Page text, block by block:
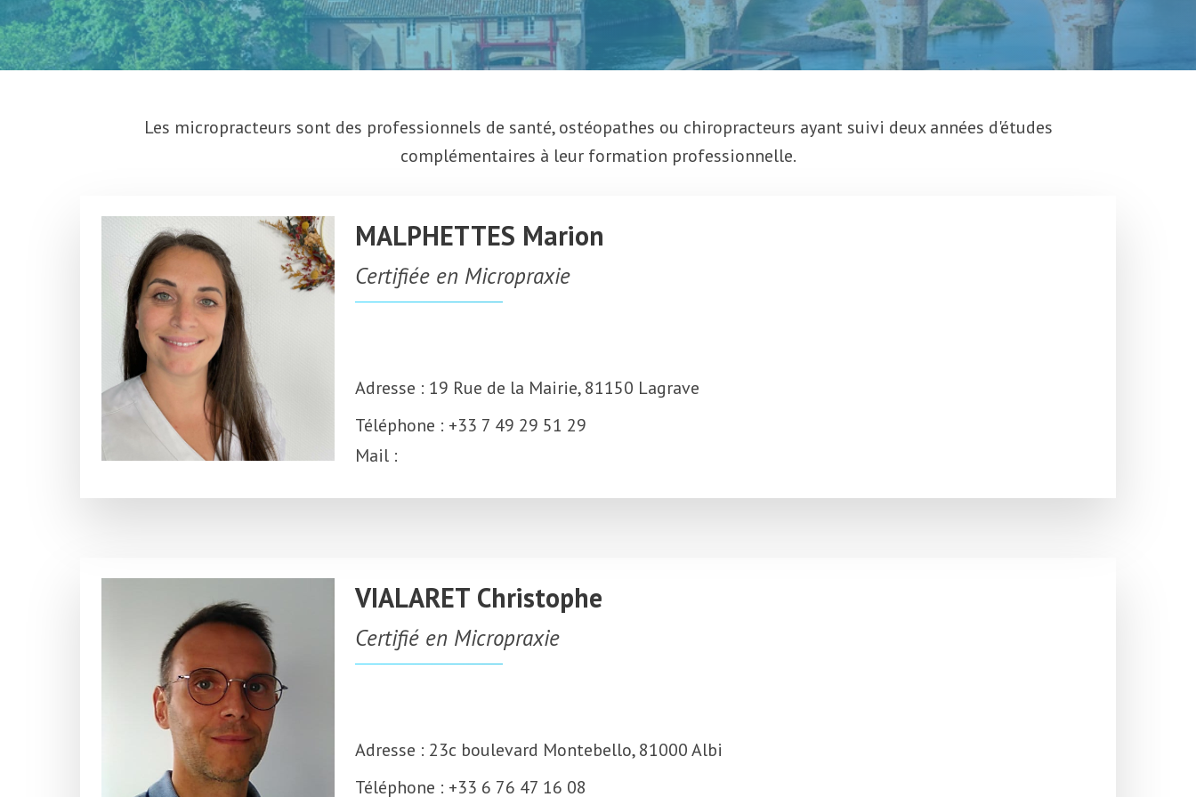
Les micropracteurs sont des professionnels de santé, ostéopathes ou chiropracteurs ayant suivi deux années d'études
complémentaires à leur formation professionnelle.
MALPHETTES Marion
Certifiée en Micropraxie
Adresse : 19 Rue de la Mairie, 81150 Lagrave
Téléphone : +33 7 49 29 51 29
Mail :
VIALARET Christophe
Certifié en Micropraxie
Adresse : 23c boulevard Montebello, 81000 Albi
Téléphone : +33 6 76 47 16 08